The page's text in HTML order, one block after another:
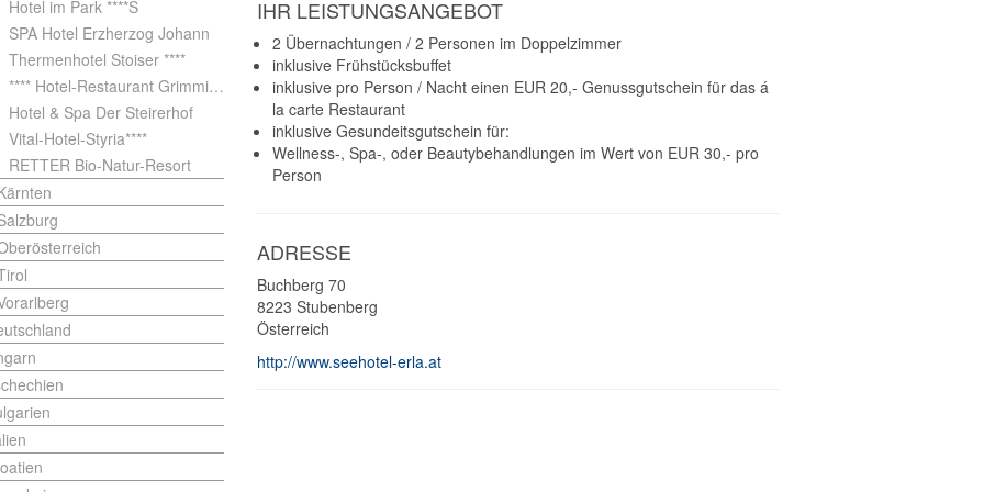
Hotel im Park ****S
SPA Hotel Erzherzog Johann
Thermenhotel Stoiser ****
**** Hotel-Restaurant Grimmingblick
Hotel & Spa Der Steirerhof
Vital-Hotel-Styria****
RETTER Bio-Natur-Resort
IHR LEISTUNGSANGEBOT
2 Übernachtungen / 2 Personen im Doppelzimmer
inklusive Frühstücksbuffet
inklusive pro Person / Nacht einen EUR 20,- Genussgutschein für das á
la carte Restaurant
inklusive Gesundeitsgutschein für:
Wellness-, Spa-, oder Beautybehandlungen im Wert von EUR 30,- pro
Person
ADRESSE
Buchberg 70
8223 Stubenberg
Österreich
http://www.seehotel-erla.at